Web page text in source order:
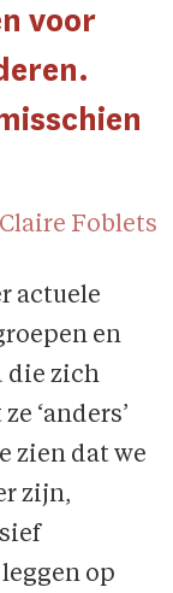
voor
Foblets
actuele
en
die zich
‘anders’
zien dat we
zijn,
op